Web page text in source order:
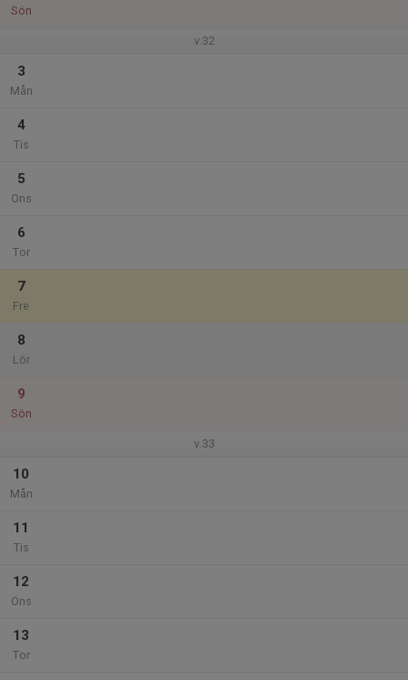
Sön
v.32
3
Mån
4
Tis
5
Ons
6
Tor
7
Fre
8
Lör
9
Sön
v.33
10
Mån
11
Tis
12
Ons
13
Tor